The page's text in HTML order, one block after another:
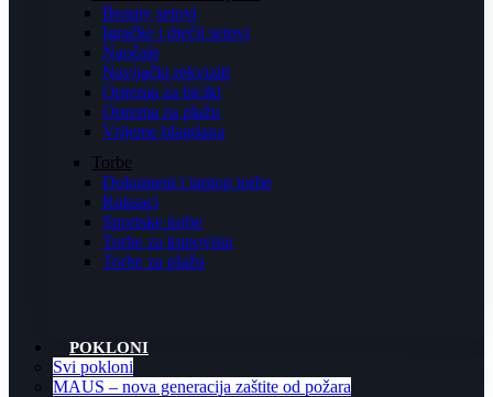
Beauty setovi
Igračke i dječji setovi
Naočale
Navijački rekviziti
Oprema za bicikl
Oprema za plažu
Vrijeme blagdana
Torbe
Dokument i laptop torbe
Ruksaci
Sportske torbe
Torbe za kupovinu
Torbe za plažu
POKLONI
Svi pokloni
MAUS – nova generacija zaštite od požara